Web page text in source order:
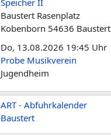
Speicher II
Baustert Rasenplatz
Kobenborn 54636 Baustert
Do, 13.08.2026 19:45 Uhr
Probe Musikverein
Jugendheim
ART - Abfuhrkalender
Baustert